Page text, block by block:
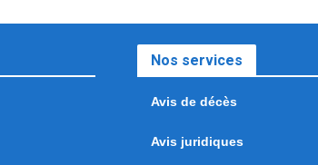
Nos services
Avis de décès
Avis juridiques